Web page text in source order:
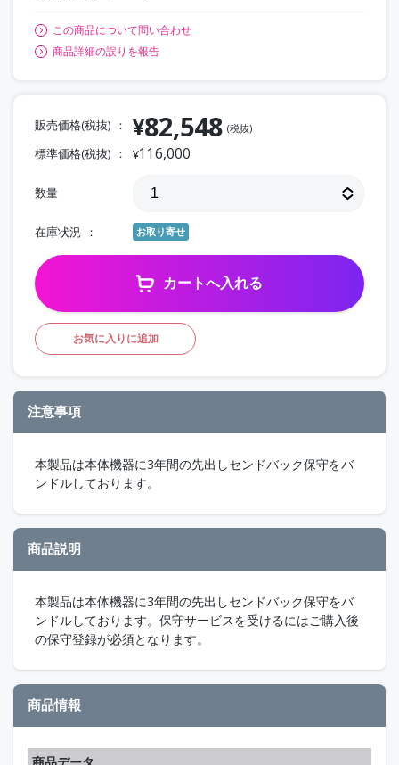
この商品について問い合わせ
商品詳細の誤りを報告
販売価格(税抜) ¥82,548 (税抜)
標準価格(税抜) ¥116,000
数量
在庫状況 お取り寄せ
カートへ入れる
お気に入りに追加
注意事項
本製品は本体機器に3年間の先出しセンドバック保守をバ
ンドルしております。
商品説明
本製品は本体機器に3年間の先出しセンドバック保守をバ
ンドルしております。保守サービスを受けるにはご購入後
の保守登録が必須となります。
商品情報
商品データ